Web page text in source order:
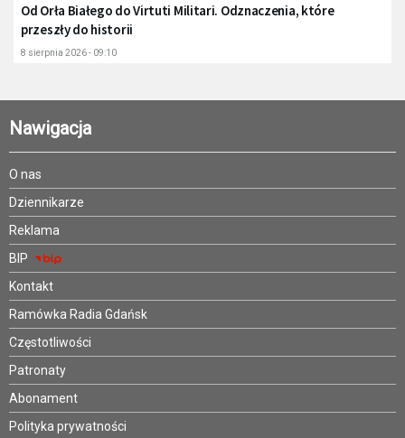
Od Orła Białego do Virtuti Militari. Odznaczenia, które
przeszły do historii
8 sierpnia 2026 - 09:10
Nawigacja
O nas
Dziennikarze
Reklama
BIP
Kontakt
Ramówka Radia Gdańsk
Częstotliwości
Patronaty
Abonament
Polityka prywatności